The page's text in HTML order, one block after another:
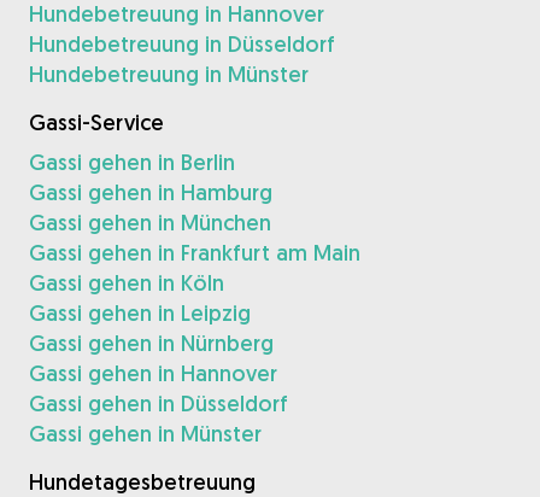
Hundebetreuung in Hannover
Hundebetreuung in Düsseldorf
Hundebetreuung in Münster
Gassi-Service
Gassi gehen in Berlin
Gassi gehen in Hamburg
Gassi gehen in München
Gassi gehen in Frankfurt am Main
Gassi gehen in Köln
Gassi gehen in Leipzig
Gassi gehen in Nürnberg
Gassi gehen in Hannover
Gassi gehen in Düsseldorf
Gassi gehen in Münster
Hundetagesbetreuung